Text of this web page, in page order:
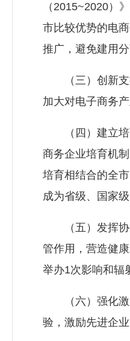
（2015~2020）
市比较优势的电
推广，避免建用
（三）创新支
加大对电子商务
（四）建立培
商务企业培育机
培育相结合的全
成为省级、国家
（五）发挥协
管作用，营造健
举办1次影响和辐
（六）强化激
验，激励先进企